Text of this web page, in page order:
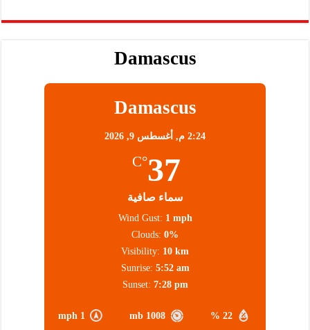
Damascus
Damascus
2:24 م, أغسطس 9, 2026
37
°C
سماء صافية
22 %
1008 mb
1 mph
Wind Gust: 1 mph
Clouds: 0%
Visibility: 10 km
Sunrise: 5:52 am
Sunset: 7:28 pm